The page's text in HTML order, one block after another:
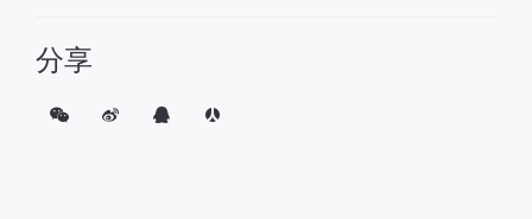
分享